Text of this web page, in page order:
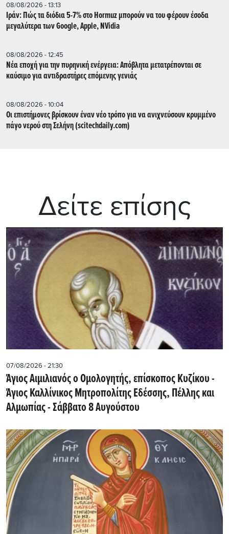
08/08/2026 - 13:13
Ιράν: Πώς τα διόδια 5-7% στο Hormuz μπορούν να του φέρουν έσοδα
μεγαλύτερα των Google, Apple, NVidia
08/08/2026 - 12:45
Νέα εποχή για την πυρηνική ενέργεια: Απόβλητα μετατρέπονται σε
καύσιμο για αντιδραστήρες επόμενης γενιάς
08/08/2026 - 10:04
Οι επιστήμονες βρίσκουν έναν νέο τρόπο για να ανιχνεύσουν κρυμμένο
πάγο νερού στη Σελήνη (scitechdaily.com)
Δείτε επίσης
07/08/2026 - 21:30
Άγιος Αιμιλιανός ο Ομολογητής, επίσκοπος Κυζίκου -
Άγιος Καλλίνικος Μητροπολίτης Εδέσσης, Πέλλης και
Αλμωπίας - Σάββατο 8 Αυγούστου